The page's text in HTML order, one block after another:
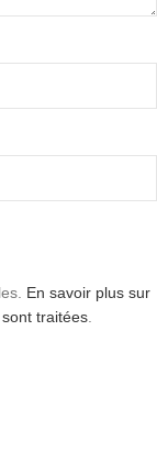
En savoir plus sur
traitées.